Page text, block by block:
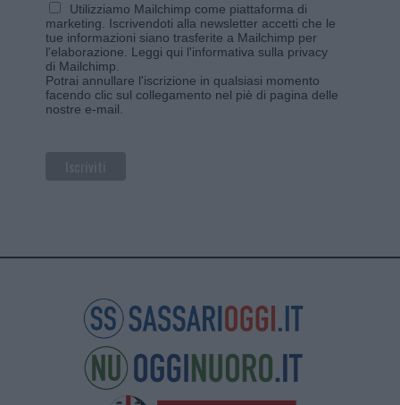
Utilizziamo Mailchimp come piattaforma di
marketing. Iscrivendoti alla newsletter accetti che le
tue informazioni siano trasferite a Mailchimp per
l'elaborazione. Leggi qui l'informativa sulla privacy
di Mailchimp
Potrai annullare l'iscrizione in qualsiasi momento
facendo clic sul collegamento nel piè di pagina delle
nostre e-mail.